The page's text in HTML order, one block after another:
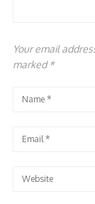
Your email
marked*